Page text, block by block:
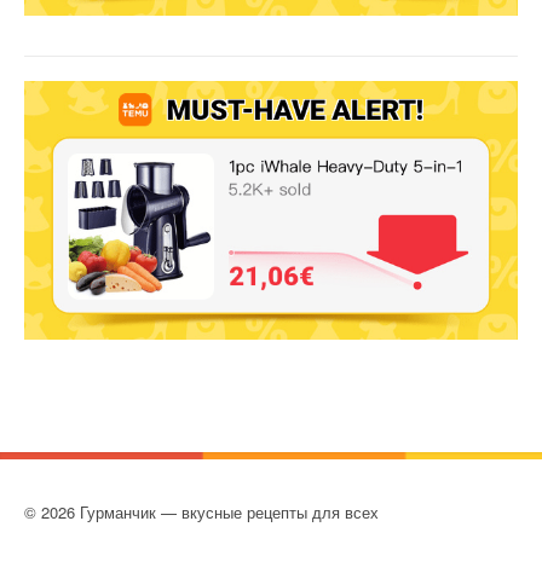
© 2026 Гурманчик — вкусные рецепты для всех